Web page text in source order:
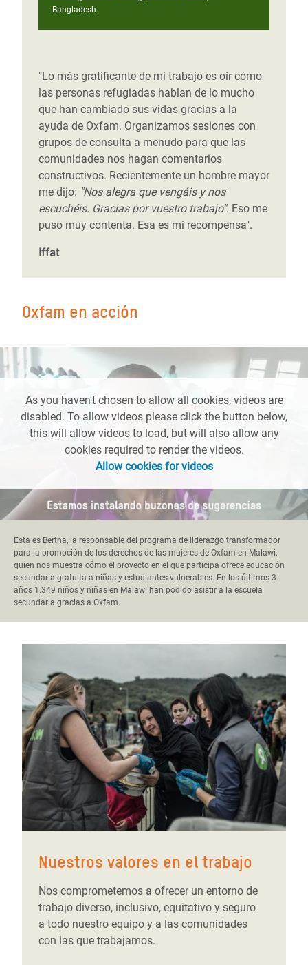
Bangladesh.
"Lo más gratificante de mi trabajo es oír cómo
las personas refugiadas hablan de lo mucho
que han cambiado sus vidas gracias a la
ayuda de Oxfam. Organizamos sesiones con
grupos de consulta a menudo para que las
comunidades nos hagan comentarios
constructivos. Recientemente un hombre mayor
me dijo: "Nos alegra que vengáis y nos
escuchéis. Gracias por vuestro trabajo". Eso me
puso muy contenta. Esa es mi recompensa".
Iffat
Oxfam en acción
As you haven't chosen to allow all cookies, videos are
disabled. To allow videos please click the button below,
this will allow videos to load, but will also allow any
cookies required to render the videos.
Allow cookies for videos
Esta es Bertha, la responsable del programa de liderazgo transformador
para la promoción de los derechos de las mujeres de Oxfam en Malawi,
quien nos muestra cómo el proyecto en el que participa ofrece educación
secundaria gratuita a niñas y estudiantes vulnerables. En los últimos 3
años 1.349 niños y niñas en Malawi han podido asistir a la escuela
secundaria gracias a Oxfam.
Nuestros valores en el trabajo
Nos comprometemos a ofrecer un entorno de
trabajo diverso, inclusivo, equitativo y seguro
a todo nuestro equipo y a las comunidades
con las que trabajamos.